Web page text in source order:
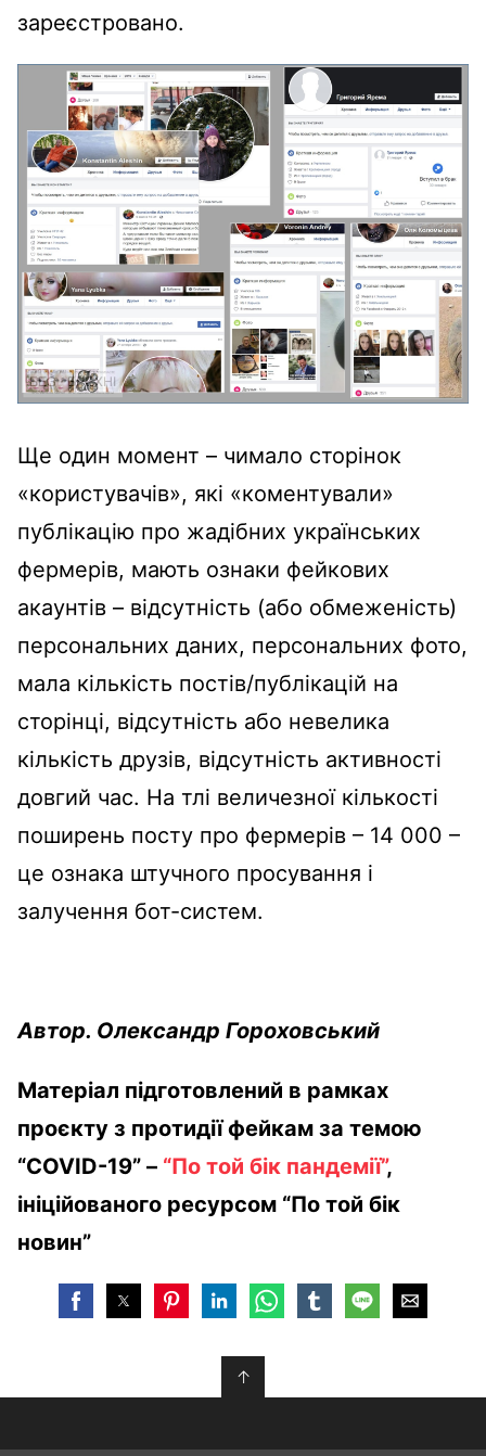
зареєстровано.
Ще один момент – чимало сторінок
«користувачів», які «коментували»
публікацію про жадібних українських
фермерів, мають ознаки фейкових
акаунтів – відсутність (або обмеженість)
персональних даних, персональних фото,
мала кількість постів/публікацій на
сторінці, відсутність або невелика
кількість друзів, відсутність активності
довгий час. На тлі величезної кількості
поширень посту про фермерів – 14 000 –
це ознака штучного просування і
залучення бот-систем.
Автор. Олександр Гороховський
Матеріал підготовлений в рамках
проєкту з протидії фейкам за темою
“COVID-19” – “По той бік пандемії”,
ініційованого ресурсом “По той бік
новин”
↑